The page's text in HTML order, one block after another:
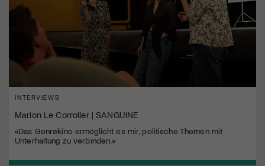
INTERVIEWS
Marion Le Corroller | SANGUINE
«Das Genrekino ermöglicht es mir, politische Themen mit
Unterhaltung zu verbinden.»